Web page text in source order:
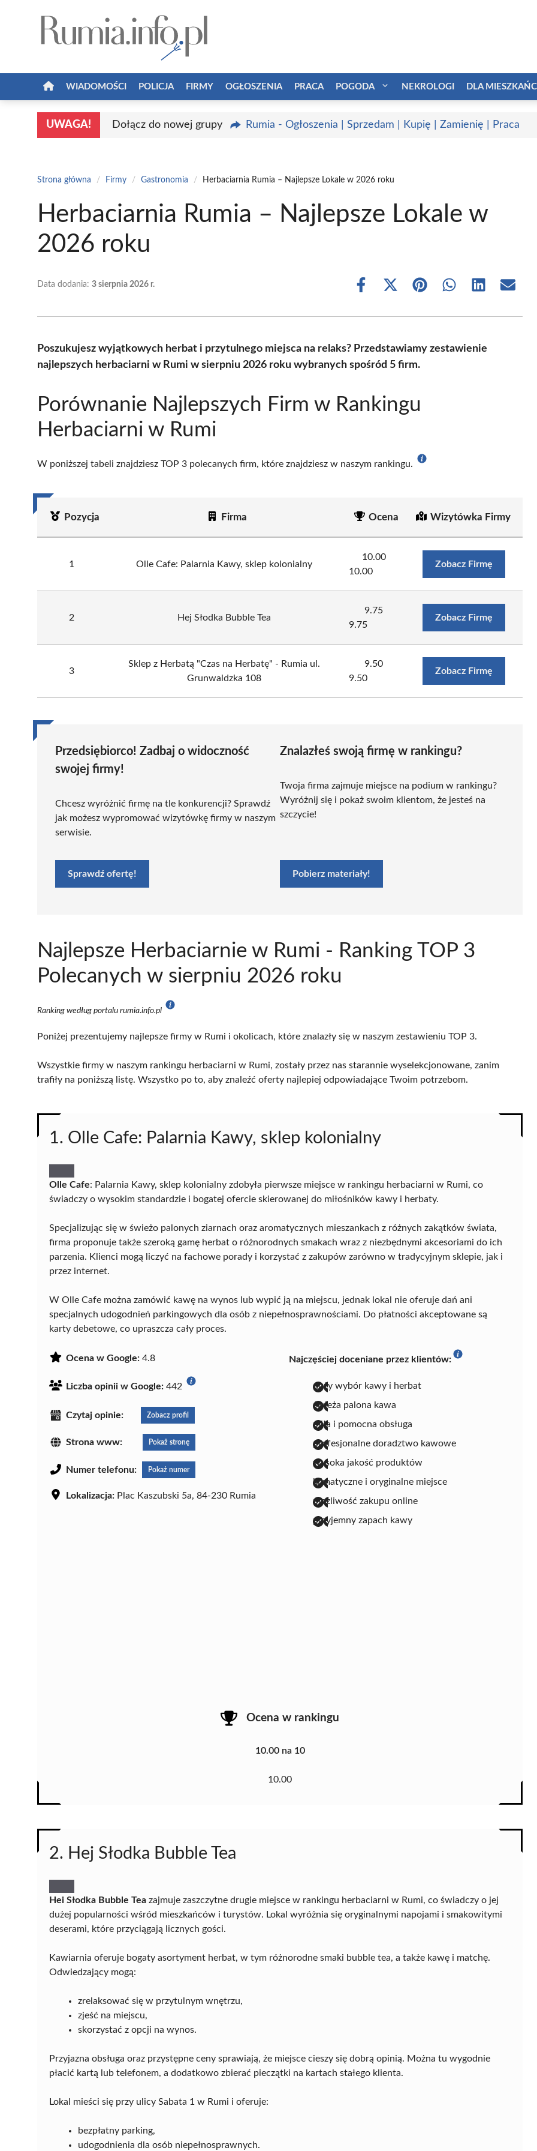
WIADOMOŚCI POLICJA FIRMY OGŁOSZENIA PRACA POGODA NEKROLOGI DLA
UWAGA! Dołącz do nowej grupy Rumia - Ogłoszenia | Sprzedam | Kupię | Zamienię | Praca
Strona główna / Firmy / Gastronomia / Herbaciarnia Rumia – Najlepsze Lokale w 2026 roku
Herbaciarnia Rumia – Najlepsze Lokale w
2026 roku
Data dodania: 3 sierpnia 2026 r.
Share
Share
(Twitter)
Share Share Share Share
Poszukujesz wyjątkowych herbat i przytulnego miejsca na relaks? Przedstawiamy zestawienie
najlepszych herbaciarni w Rumi w sierpniu 2026 roku wybranych spośród 5 firm.
Porównanie Najlepszych Firm w Rankingu
Herbaciarni w Rumi
W poniższej tabeli znajdziesz TOP 3 polecanych firm, które znajdziesz w naszym rankingu.
Pozycja Firma Ocena Wizytówka Firmy
1 Olle Cafe: Palarnia Kawy, sklep kolonialny
10.00
10.00
Zobacz Firmę
2 Hej Słodka Bubble Tea
9.75
9.75
Zobacz Firmę
3
Sklep z Herbatą "Czas na Herbatę" - Rumia ul.
Grunwaldzka 108
9.50
9.50
Zobacz Firmę
Przedsiębiorco! Zadbaj o widoczność
swojej firmy!
Chcesz wyróżnić firmę na tle konkurencji? Sprawdź
jak możesz wypromować wizytówkę firmy w naszym
serwisie.
Sprawdź ofertę!
Znalazłeś swoją firmę w rankingu?
Twoja firma zajmuje miejsce na podium w rankingu?
Wyróżnij się i pokaż swoim klientom, że jesteś na
szczycie!
Pobierz materiały!
Najlepsze Herbaciarnie w Rumi - Ranking TOP 3
Polecanych w sierpniu 2026 roku
Ranking według portalu rumia.info.pl
Poniżej prezentujemy najlepsze firmy w Rumi i okolicach, które znalazły się w naszym zestawieniu TOP 3.
Wszystkie firmy w naszym rankingu herbaciarni w Rumi, zostały przez nas starannie wyselekcjonowane, zanim
trafiły na poniższą listę. Wszystko po to, aby znaleźć oferty najlepiej odpowiadające Twoim potrzebom.
1. Olle Cafe: Palarnia Kawy, sklep kolonialny
Olle Cafe: Palarnia Kawy, sklep kolonialny zdobyła pierwsze miejsce w rankingu herbaciarni w Rumi, co
świadczy o wysokim standardzie i bogatej ofercie skierowanej do miłośników kawy i herbaty.
Specjalizując się w świeżo palonych ziarnach oraz aromatycznych mieszankach z różnych zakątków świata,
firma proponuje także szeroką gamę herbat o różnorodnych smakach wraz z niezbędnymi akcesoriami do ich
parzenia. Klienci mogą liczyć na fachowe porady i korzystać z zakupów zarówno w tradycyjnym sklepie, jak i
przez internet.
W Olle Cafe można zamówić kawę na wynos lub wypić ją na miejscu, jednak lokal nie oferuje dań ani
specjalnych udogodnień parkingowych dla osób z niepełnosprawnościami. Do płatności akceptowane są
karty debetowe, co upraszcza cały proces.
Ocena w Google: 4.8
Liczba opinii w Google: 442
Czytaj opinie: Zobacz profil
Strona www: Pokaż stronę
Numer telefonu: Pokaż numer
Lokalizacja: Plac Kaszubski 5a, 84-230 Rumia
Najczęściej doceniane przez klientów:
duży wybór kawy i herbat
świeża palona kawa
miła i pomocna obsługa
profesjonalne doradztwo kawowe
wysoka jakość produktów
klimatyczne i oryginalne miejsce
możliwość zakupu online
przyjemny zapach kawy
Ocena w rankingu
10.00 na 10
10.00
2. Hej Słodka Bubble Tea
Hei Słodka Bubble Tea zajmuje zaszczytne drugie miejsce w rankingu herbaciarni w Rumi, co świadczy o jej
dużej popularności wśród mieszkańców i turystów. Lokal wyróżnia się oryginalnymi napojami i smakowitymi
deserami, które przyciągają licznych gości.
Kawiarnia oferuje bogaty asortyment herbat, w tym różnorodne smaki bubble tea, a także kawę i matchę.
Odwiedzający mogą:
zrelaksować się w przytulnym wnętrzu,
zjeść na miejscu,
skorzystać z opcji na wynos.
Przyjazna obsługa oraz przystępne ceny sprawiają, że miejsce cieszy się dobrą opinią. Można tu wygodnie
płacić kartą lub telefonem, a dodatkowo zbierać pieczątki na kartach stałego klienta.
Lokal mieści się przy ulicy Sabata 1 w Rumi i oferuje:
bezpłatny parking,
udogodnienia dla osób niepełnosprawnych.